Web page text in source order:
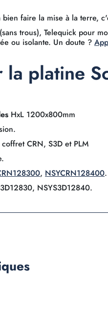
faire la mise à la terre,
trous), Telequick pour
ou isolante. Un doute ?
platine
HxL 1200x800mm
CRN, S3D et PLM
, NSYCRN128400.
NSYS3D12840.